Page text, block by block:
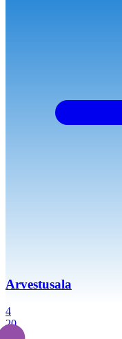
Arvestusala
4
20